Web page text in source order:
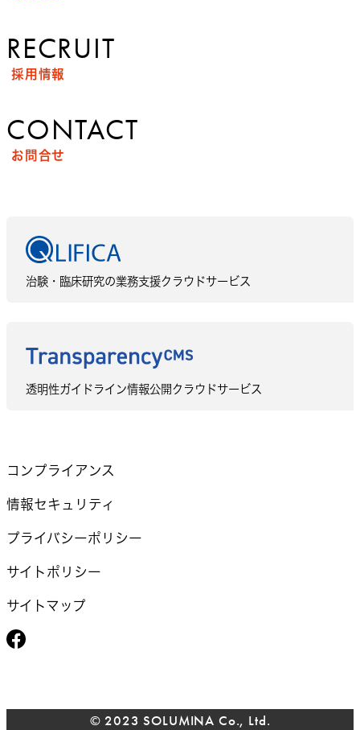
RECRUIT
採用情報
CONTACT
お問合せ
治験・臨床研究の業務支援クラウドサービス
透明性ガイドライン情報公開クラウドサービス
コンプライアンス
情報セキュリティ
プライバシーポリシー
サイトポリシー
サイトマップ
© 2023 SOLUMINA Co., Ltd.